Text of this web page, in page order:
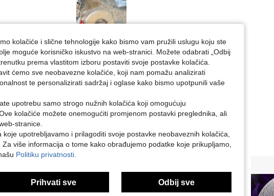
Korisno (0)
kolačiće i slične tehnologije kako bismo vam pružili uslugu koju ste
moguće korisničko iskustvo na web-stranici. Možete odabrati „Odbij
prema vlastitom izboru postaviti svoje postavke kolačića.
ćemo sve neobavezne kolačiće, koji nam pomažu analizirati
te personalizirati sadržaj i oglase kako bismo upotpunili vaše
upotrebu samo strogo nužnih kolačića koji omogućuju
kolačiće možete onemogućiti promjenom postavki preglednika, ali
stranice.
upotrebljavamo i prilagoditi svoje postavke neobaveznih kolačića,
Za više informacija o tome kako obrađujemo podatke koje prikupljamo,
Politiku privatnosti.
Prihvati sve Odbij sve